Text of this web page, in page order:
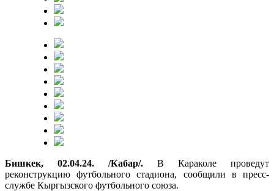
Бишкек, 02.04.24. /Кабар/.
В Караколе проведут
реконструкцию футбольного стадиона, сообщили в пресс-
службе Кыргызского футбольного союза.